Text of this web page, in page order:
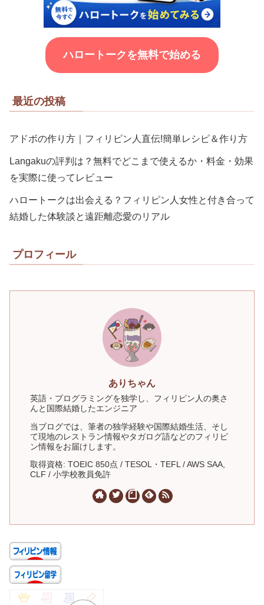
ハロートークを無料で始める
最近の投稿
アドボの作り方｜フィリピン人直伝!簡単レシピ＆作り方
Langakuの評判は？無料でどこまで使えるか・料金・効果
を実際に使ってレビュー
ハロートークは出会える？フィリピン人女性と付き合って
結婚した体験談と遠距離恋愛のリアル
プロフィール
ありちゃん
英語・プログラミングを独学し、フィリピン人の奥さ
んと国際結婚したエンジニア
当ブログでは、筆者の独学経験や国際結婚生活、そし
て現地のレストラン情報やタガログ語などのフィリピ
ン情報をお届けします。
取得資格: TOEIC 850点 / TESOL・TEFL / AWS SAA,
CLF / 小学校教員免許